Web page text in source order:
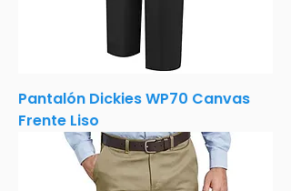
Pantalón Dickies WP70 Canvas
Frente Liso